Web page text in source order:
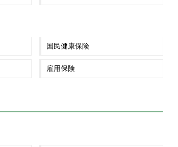
国民健康保険
雇用保険